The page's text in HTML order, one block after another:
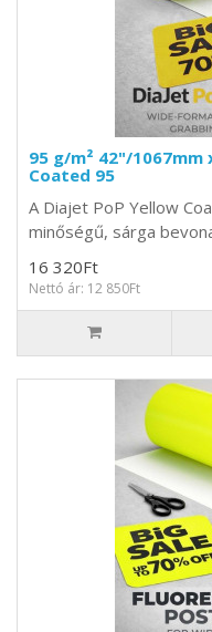
95 g/m² 42"/1067mm
Coated 95
A Diajet PoP Yellow
minőségű, sárga
16 320Ft
Nettó ár: 12 850Ft